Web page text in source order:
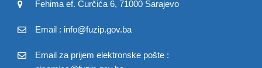
Fehima ef. Čurčića 6, 71000 Sarajevo
Email : info@fuzip.gov.ba
Email za prijem elektronske pošte :